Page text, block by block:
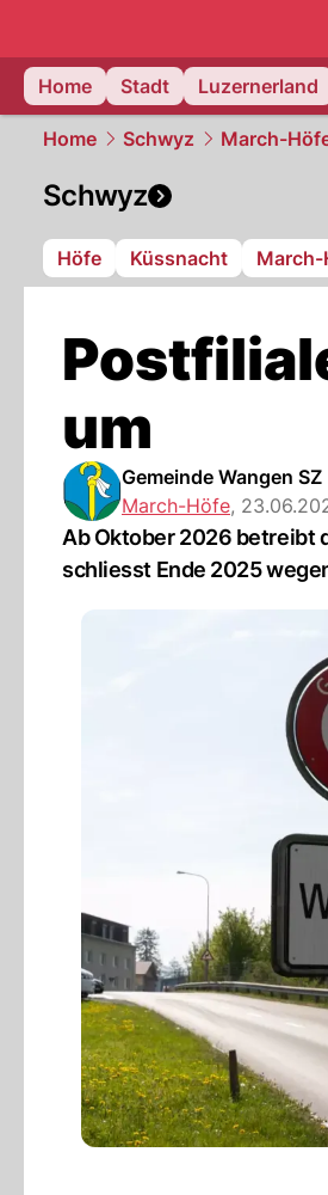
Home
Stadt Luzernerland
Home Schwyz March-
Schwyz
Höfe Küssnacht March-
um
Gemeinde Wangen SZ
March-Höfe,
Ab Oktober 2026 betreibt
schliesst Ende 2025